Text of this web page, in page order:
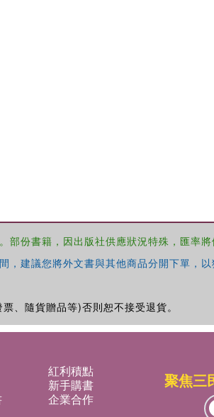
份書籍，因出版社供應狀況特殊，匯率將
建議您將外文書與其他商品分開下單，
、隨貨贈品等)否則恕不接受退貨。
紅利積點
新手購書
企業合作
聚焦三